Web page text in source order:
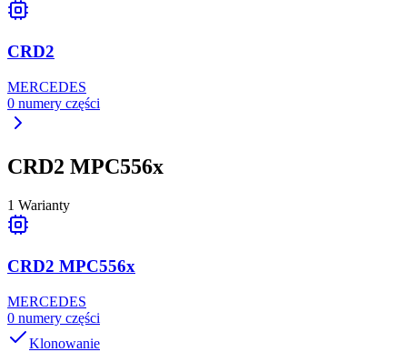
CRD2
MERCEDES
0 numery części
CRD2 MPC556x
1 Warianty
CRD2 MPC556x
MERCEDES
0 numery części
Klonowanie